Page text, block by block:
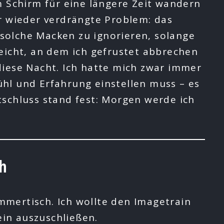
Schirm für eine längere Zeit wandern
verdrängte Problem: das
Macken zu ignorieren, solange
an dem ich gefrustet abbrechen
Nacht. Ich hatte mich zwar immer
und Erfahrung einstellen muss – es
stand fest: Morgen werde ich
Ich wollte den Imagetrain
auszuschließen.